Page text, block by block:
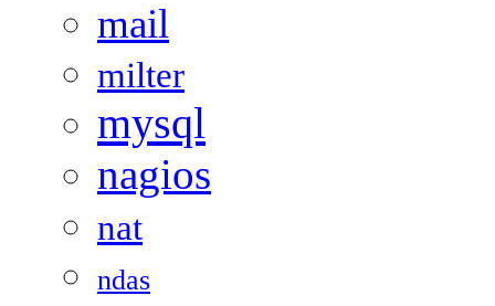
mail
milter
mysql
nagios
nat
ndas